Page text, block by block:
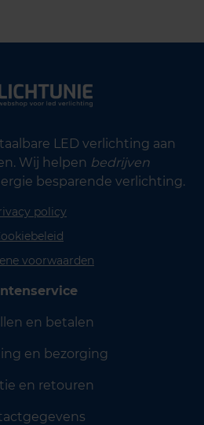
LED verlichting aan
Wij helpen bedrijven
besparende verlichting.
policy
voorwaarden
en betalen
en bezorging
en retouren